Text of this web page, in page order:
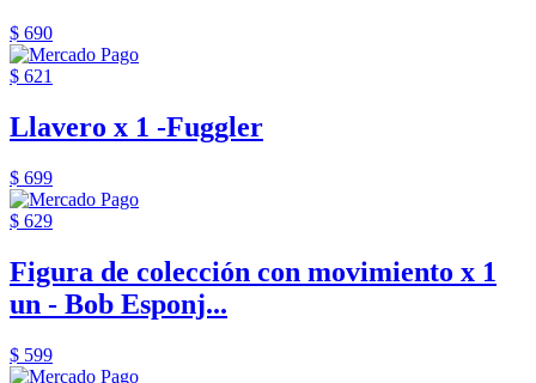
$ 690
$ 621
Llavero x 1 -Fuggler
$ 699
$ 629
Figura de colección con movimiento x 1
un - Bob Esponj...
$ 599